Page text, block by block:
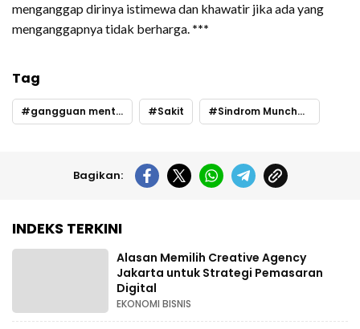
menganggap dirinya istimewa dan khawatir jika ada yang
menganggapnya tidak berharga. ***
Tag
gangguan mental Sakit Sindrom Munchausen
Bagikan:
INDEKS TERKINI
Alasan Memilih Creative Agency
Jakarta untuk Strategi Pemasaran
Digital
EKONOMI BISNIS